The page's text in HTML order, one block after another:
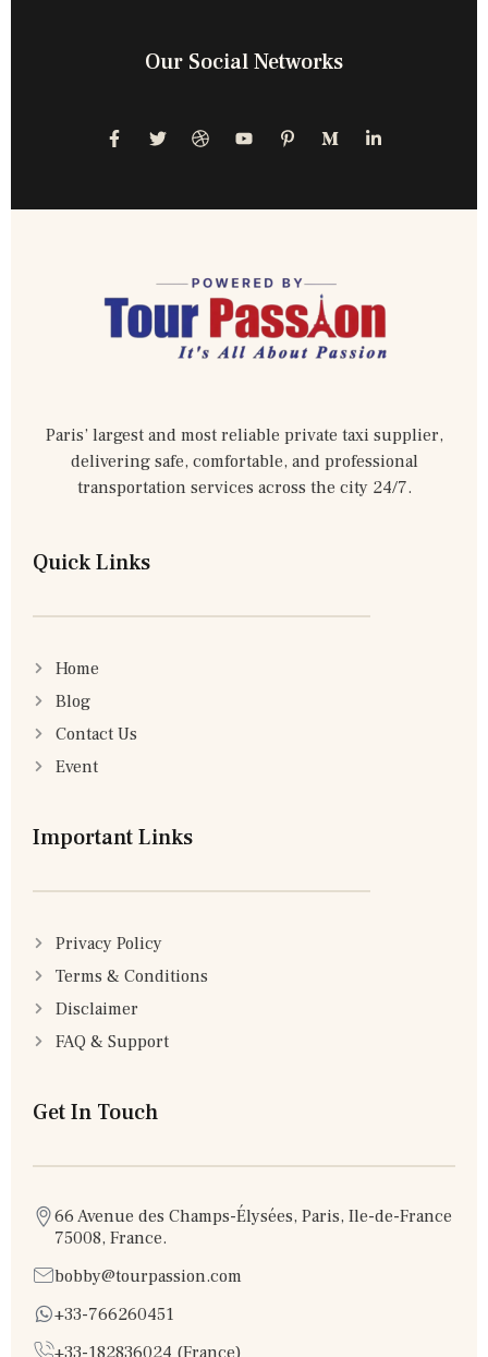
Our Social Networks
Paris’ largest and most reliable private taxi supplier,
delivering safe, comfortable, and professional
transportation services across the city 24/7.
Quick Links
Home
Blog
Contact Us
Event
Important Links
Privacy Policy
Terms & Conditions
Disclaimer
FAQ & Support
Get In Touch
66 Avenue des Champs-Élysées, Paris, Ile-de-France
75008, France.
bobby@tourpassion.com
+33-766260451
+33-182836024 (France)